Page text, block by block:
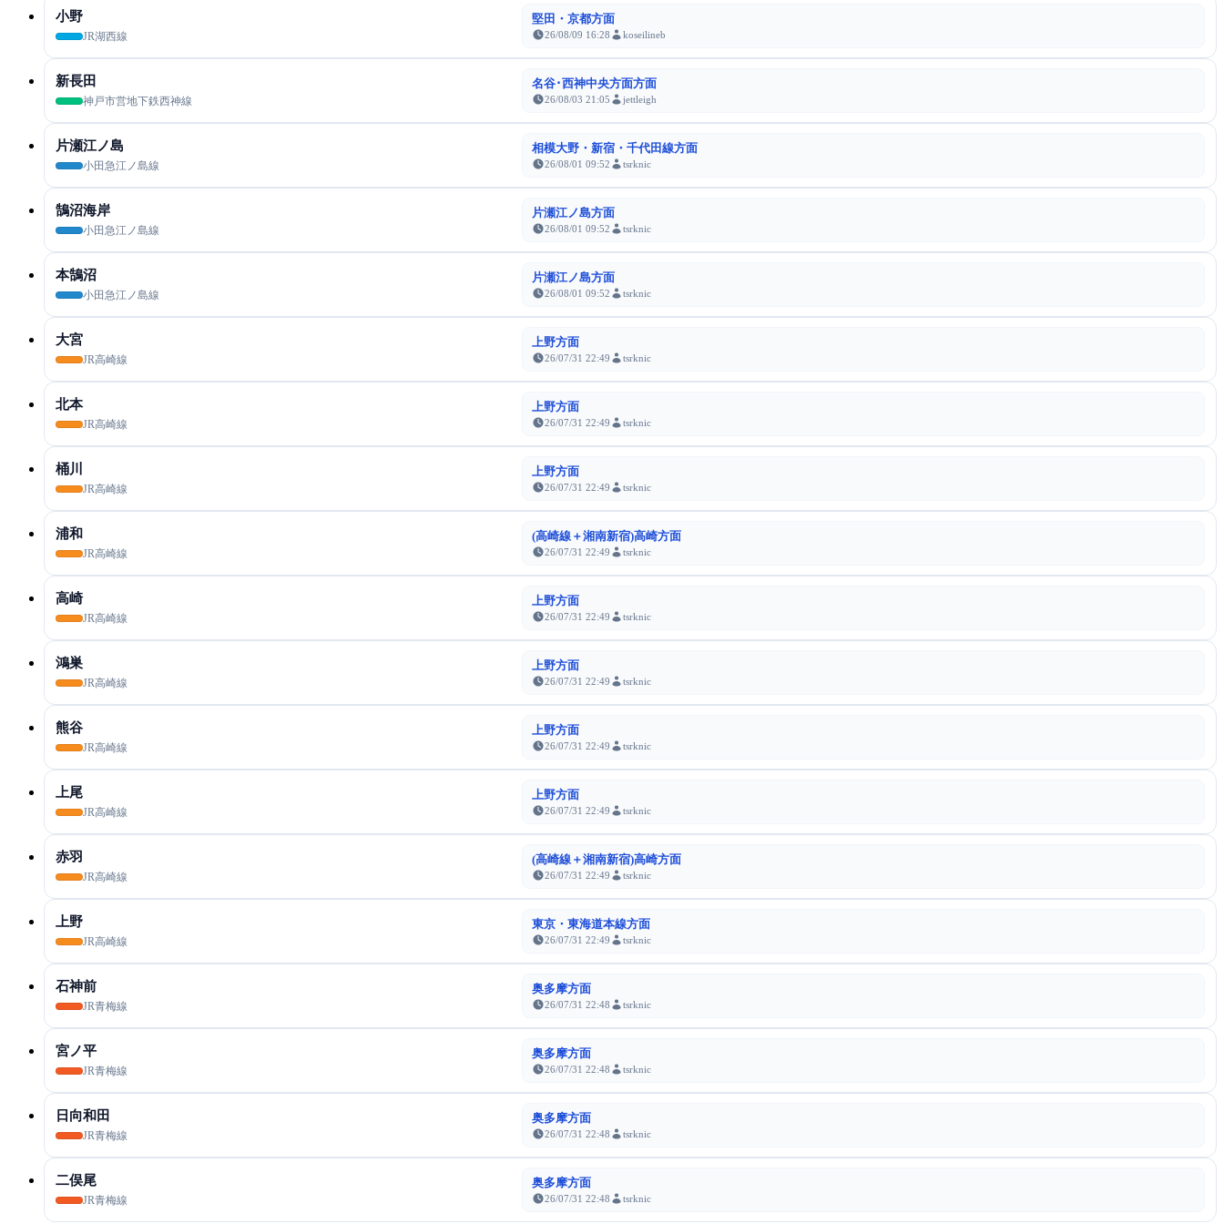
小野
JR湖西線
堅田・京都方面
26/08/09 16:28 koseilineb
新長田
神戸市営地下鉄西神線
名谷･西神中央方面方面
26/08/03 21:05 jettleigh
片瀬江ノ島
小田急江ノ島線
相模大野・新宿・千代田線方面
26/08/01 09:52 tsrknic
鵠沼海岸
小田急江ノ島線
片瀬江ノ島方面
26/08/01 09:52 tsrknic
本鵠沼
小田急江ノ島線
片瀬江ノ島方面
26/08/01 09:52 tsrknic
大宮
JR高崎線
上野方面
26/07/31 22:49 tsrknic
北本
JR高崎線
上野方面
26/07/31 22:49 tsrknic
桶川
JR高崎線
上野方面
26/07/31 22:49 tsrknic
浦和
JR高崎線
(高崎線＋湘南新宿)高崎方面
26/07/31 22:49 tsrknic
高崎
JR高崎線
上野方面
26/07/31 22:49 tsrknic
鴻巣
JR高崎線
上野方面
26/07/31 22:49 tsrknic
熊谷
JR高崎線
上野方面
26/07/31 22:49 tsrknic
上尾
JR高崎線
上野方面
26/07/31 22:49 tsrknic
赤羽
JR高崎線
(高崎線＋湘南新宿)高崎方面
26/07/31 22:49 tsrknic
上野
JR高崎線
東京・東海道本線方面
26/07/31 22:49 tsrknic
石神前
JR青梅線
奥多摩方面
26/07/31 22:48 tsrknic
宮ノ平
JR青梅線
奥多摩方面
26/07/31 22:48 tsrknic
日向和田
JR青梅線
奥多摩方面
26/07/31 22:48 tsrknic
二俣尾
JR青梅線
奥多摩方面
26/07/31 22:48 tsrknic